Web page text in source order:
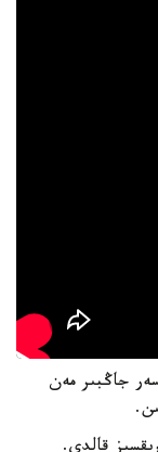
جاڭبىر مەن